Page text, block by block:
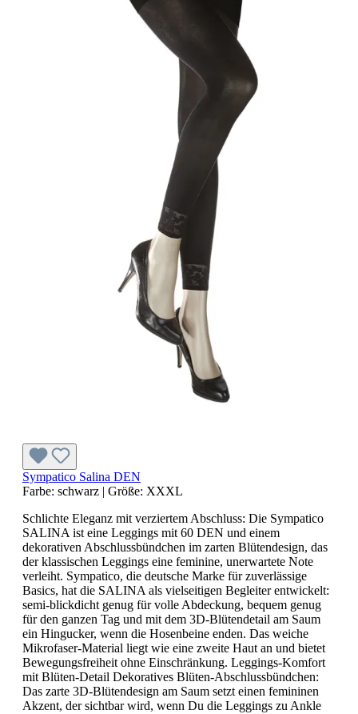
Sympatico Salina DEN
Farbe: schwarz | Größe: XXXL
Schlichte Eleganz mit verziertem Abschluss: Die Sympatico
SALINA ist eine Leggings mit 60 DEN und einem
dekorativen Abschlussbündchen im zarten Blütendesign, das
der klassischen Leggings eine feminine, unerwartete Note
verleiht. Sympatico, die deutsche Marke für zuverlässige
Basics, hat die SALINA als vielseitigen Begleiter entwickelt:
semi-blickdicht genug für volle Abdeckung, bequem genug
für den ganzen Tag und mit dem 3D-Blütendetail am Saum
ein Hingucker, wenn die Hosenbeine enden. Das weiche
Mikrofaser-Material liegt wie eine zweite Haut an und bietet
Bewegungsfreiheit ohne Einschränkung. Leggings-Komfort
mit Blüten-Detail Dekoratives Blüten-Abschlussbündchen:
Das zarte 3D-Blütendesign am Saum setzt einen femininen
Akzent, der sichtbar wird, wenn Du die Leggings zu Ankle